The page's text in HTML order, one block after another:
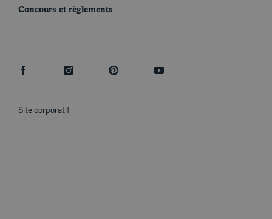
facebook instagram pinterest youtube
Site corporatif
Concours et règlements